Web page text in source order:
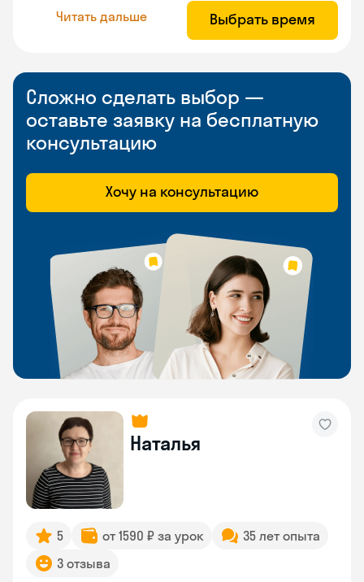
Читать дальше Выбрать время
Сложно сделать выбор —
оставьте заявку на бесплатную
консультацию
Хочу на консультацию
Наталья
5 от 1590 ₽ за урок
35 лет опыта
3 отзыва